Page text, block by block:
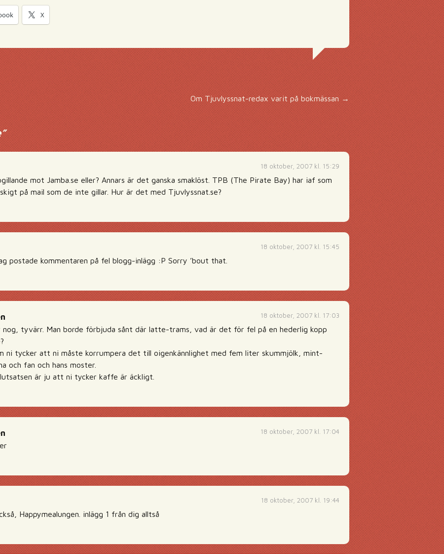
X
Om Tjuvlyssnat-redax varit på bokmässan→
”
18 oktober, 2007 kl. 15:29
mot Jamba.se eller? Annars är det ganska smaklöst. TPB (The Pirate Bay) har iaf som
på mail som de inte gillar. Hur är det med Tjuvlyssnat.se?
18 oktober, 2007 kl. 15:45
postade kommentaren på fel blogg-inlägg :P Sorry ’bout that.
18 oktober, 2007 kl. 17:03
nog, tyvärr. Man borde förbjuda sånt där latte-trams, vad är det för fel på en hederlig kopp
ni tycker att ni måste korrumpera det till oigenkännlighet med fem liter skummjölk, mint-
och fan och hans moster.
är ju att ni tycker kaffe är äckligt.
18 oktober, 2007 kl. 17:04
18 oktober, 2007 kl. 19:44
Happymealungen. inlägg 1 från dig alltså